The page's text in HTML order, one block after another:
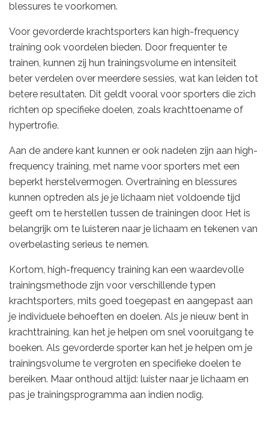
blessures te voorkomen.
Voor gevorderde krachtsporters kan high-frequency
training ook voordelen bieden. Door frequenter te
trainen, kunnen zij hun trainingsvolume en intensiteit
beter verdelen over meerdere sessies, wat kan leiden tot
betere resultaten. Dit geldt vooral voor sporters die zich
richten op specifieke doelen, zoals krachttoename of
hypertrofie.
Aan de andere kant kunnen er ook nadelen zijn aan high-
frequency training, met name voor sporters met een
beperkt herstelvermogen. Overtraining en blessures
kunnen optreden als je je lichaam niet voldoende tijd
geeft om te herstellen tussen de trainingen door. Het is
belangrijk om te luisteren naar je lichaam en tekenen van
overbelasting serieus te nemen.
Kortom, high-frequency training kan een waardevolle
trainingsmethode zijn voor verschillende typen
krachtsporters, mits goed toegepast en aangepast aan
je individuele behoeften en doelen. Als je nieuw bent in
krachttraining, kan het je helpen om snel vooruitgang te
boeken. Als gevorderde sporter kan het je helpen om je
trainingsvolume te vergroten en specifieke doelen te
bereiken. Maar onthoud altijd: luister naar je lichaam en
pas je trainingsprogramma aan indien nodig.